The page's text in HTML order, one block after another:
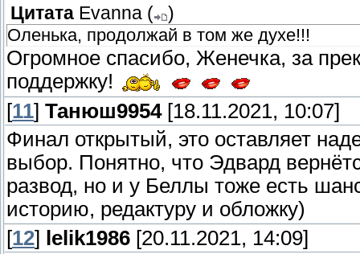
Цитата Evanna (
)
Оленька, продолжай в том же духе!!!
Огромное спасибо, Женечка, за
поддержку!
[11] Танюш9954[18.11.2021, 10:07]
Финал открытый, это оставляет
выбор. Понятно, что Эдвард
развод, но и у Беллы тоже есть
историю, редактуру и обложку)
[12] lelik1986 [20.11.2021, 14:09]